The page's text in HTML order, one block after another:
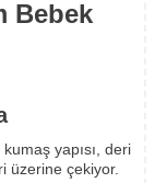
Bebek
yapısı, deri
üzerine çekiyor.